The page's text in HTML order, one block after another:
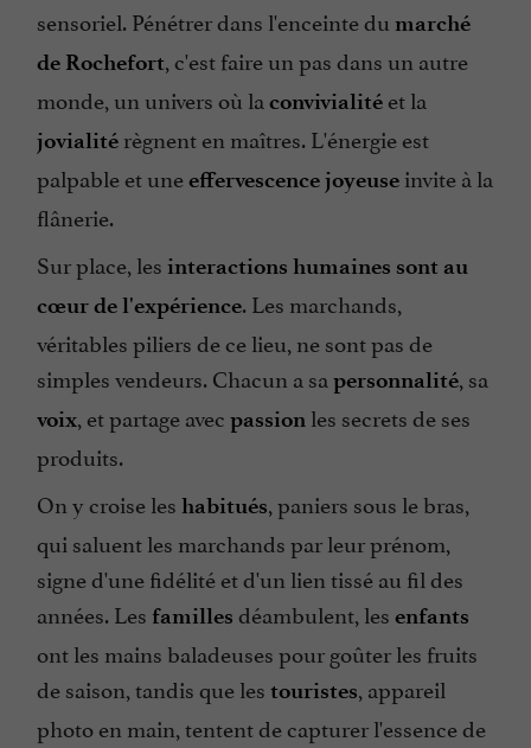
sensoriel. Pénétrer dans l'enceinte du marché
de Rochefort, c'est faire un pas dans un autre
monde, un univers où la convivialité et la
jovialité règnent en maîtres. L'énergie est
palpable et uneeffervescence joyeuse invite à la
flânerie.
Sur place, les interactions humaines sont au
cœur de l'expérience. Les marchands,
véritables piliers de ce lieu, ne sont pas de
simples vendeurs. Chacun a sa personnalité, sa
voix, et partage avec passion les secrets de ses
produits.
On y croise les habitués, paniers sous le bras,
qui saluent les marchands par leur prénom,
signe d'une fidélité et d'un lien tissé au fil des
années. Les familles déambulent, les enfants
ont les mains baladeuses pour goûter les fruits
de saison, tandis que les touristes, appareil
photo en main, tentent de capturer l'essence de